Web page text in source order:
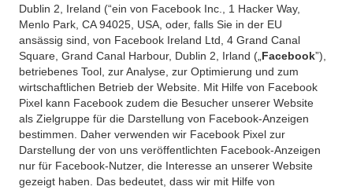
Dublin 2, Ireland (“ein von Facebook Inc., 1 Hacker Way,
Menlo Park, CA 94025, USA, oder, falls Sie in der EU
ansässig sind, von Facebook Ireland Ltd, 4 Grand Canal
Square, Grand Canal Harbour, Dublin 2, Irland („ Facebook”),
betriebenes Tool, zur Analyse, zur Optimierung und zum
wirtschaftlichen Betrieb der Website. Mit Hilfe von Facebook
Pixel kann Facebook zudem die Besucher unserer Website
als Zielgruppe für die Darstellung von Facebook-Anzeigen
bestimmen. Daher verwenden wir Facebook Pixel zur
Darstellung der von uns veröffentlichten Facebook-Anzeigen
nur für Facebook-Nutzer, die Interesse an unserer Website
gezeigt haben. Das bedeutet, dass wir mit Hilfe von